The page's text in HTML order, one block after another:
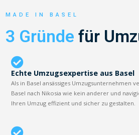
MADE IN BASEL
3 Gründe für
Echte Umzugsexpertise aus Basel
Als in Basel ansässiges Umzugsunternehmen
Basel nach Nikosia wie kein anderer und
Ihren Umzug effizient und sicher zu gestalten.